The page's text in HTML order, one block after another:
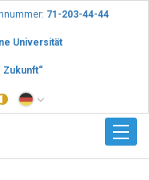
71-203-44-44
Universität
Zukunft“